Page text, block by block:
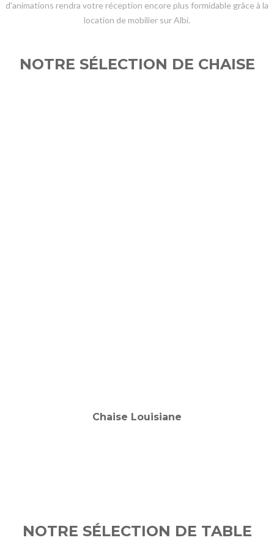
d'animations rendra votre réception encore plus formidable grâce à la
location de mobilier sur Albi.
NOTRE SÉLECTION DE CHAISE
NOTRE SÉLECTION DE TABLE